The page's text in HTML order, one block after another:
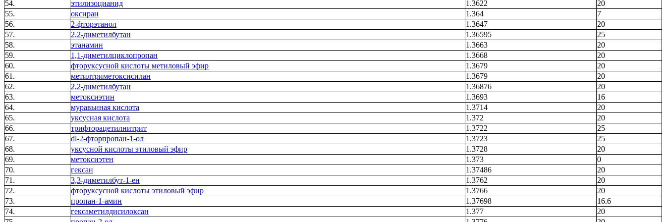
54. этилизоцианид 1.3622
20
55.
оксиран 1.364
7
56.
2-фторэтанол 1.3647
20
57.
2,2-диметилбутан 1.36595
25
58.
этанамин 1.3663
20
59.
1,1-диметилциклопропан 1.3668
20
60.
фторуксусной кислоты метиловый эфир 1.3679
20
61.
метилтриметоксисилан 1.3679
20
62.
2,2-диметилбутан 1.36876
20
63.
метоксиэтин 1.3693
16
64.
муравьиная кислота 1.3714
20
65.
уксусная кислота 1.372
20
66.
трифторацетилнитрит 1.3722
25
67.
dl-2-фторпропан-1-ол 1.3723
25
68.
уксусной кислоты этиловый эфир 1.3728
20
69.
метоксиэтен 1.373
0
70.
гексан 1.37486
20
71.
3,3-диметилбут-1-ен 1.3762
20
72.
фторуксусной кислоты этиловый эфир 1.3766
20
73.
пропан-1-амин 1.37698
16.6
74.
гексаметилдисилоксан 1.377
20